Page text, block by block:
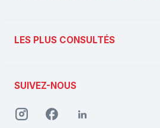
LES PLUS CONSULTÉS
SUIVEZ-NOUS